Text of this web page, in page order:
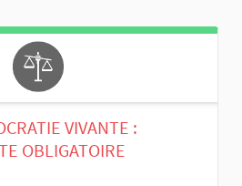
VIVANTE :
OBLIGATOIRE